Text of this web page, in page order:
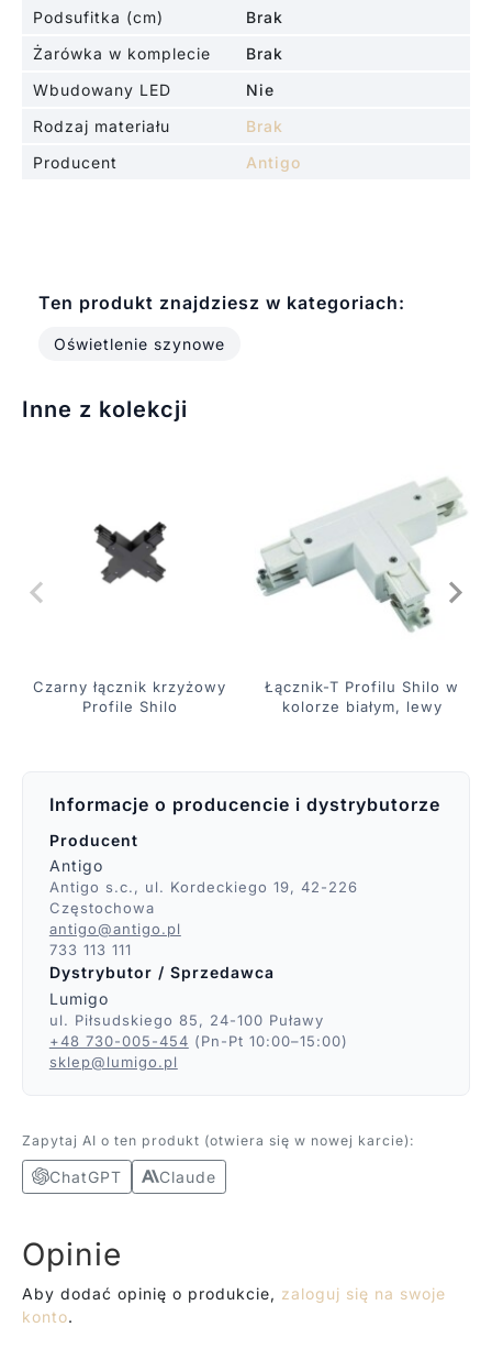
Podsufitka (cm)
Brak
Żarówka w komplecie
Brak
Wbudowany LED
Nie
Rodzaj materiału
Brak
Producent
Antigo
Ten produkt znajdziesz w kategoriach:
Oświetlenie szynowe
Inne z kolekcji
Czarny łącznik krzyżowy
Profile Shilo
Łącznik-T Profilu Shilo w
kolorze białym, lewy
Informacje o producencie i dystrybutorze
Producent
Antigo
Antigo s.c., ul. Kordeckiego 19, 42-226
Częstochowa
antigo@antigo.pl
733 113 111
Dystrybutor / Sprzedawca
Lumigo
ul. Piłsudskiego 85, 24-100 Puławy
+48 730-005-454 (Pn-Pt 10:00–15:00)
sklep@lumigo.pl
Zapytaj AI o ten produkt (otwiera się w nowej karcie):
ChatGPT Claude
Opinie
Aby dodać opinię o produkcie, zaloguj się na swoje
konto.